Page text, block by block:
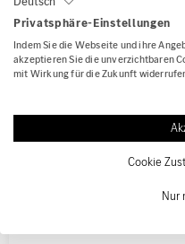
Kraftstoffart
Karosserie
Getriebe
WLTP Stromverbr. (komb.):
-Klasse (komb.) /
Privatsphäre-Einstellungen
Indem Sie die Webseite und ihre
akzeptieren Sie die unverzichtbaren
mit Wirkung für die Zukunft
Cookie
Nur